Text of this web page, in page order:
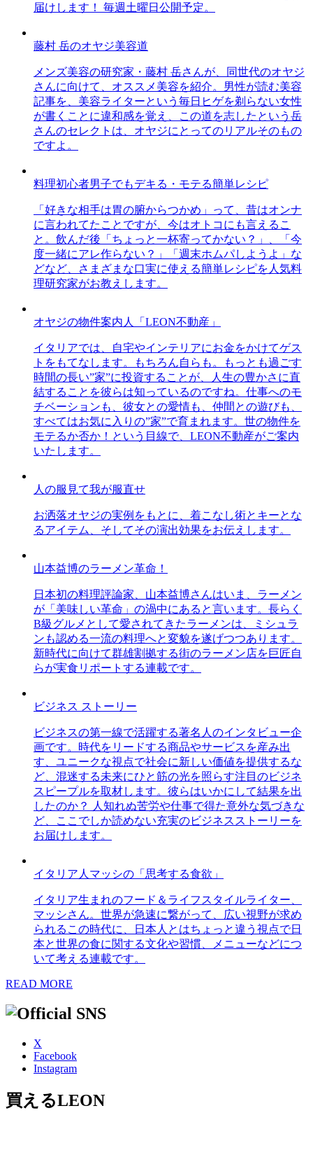
届けします！ 毎週土曜日公開予定。
藤村 岳のオヤジ美容道
メンズ美容の研究家・藤村 岳さんが、同世代のオヤジ
さんに向けて、オススメ美容を紹介。男性が読む美容
記事を、美容ライターという毎日ヒゲを剃らない女性
が書くことに違和感を覚え、この道を志したという岳
さんのセレクトは、オヤジにとってのリアルそのもの
ですよ。
料理初心者男子でもデキる・モテる簡単レシピ
「好きな相手は胃の腑からつかめ」って、昔はオンナ
に言われてたことですが、今はオトコにも言えるこ
と。飲んだ後「ちょっと一杯寄ってかない？」、「今
度一緒にアレ作らない？」「週末ホムパしようよ」な
どなど、さまざまな口実に使える簡単レシピを人気料
理研究家がお教えします。
オヤジの物件案内人「LEON不動産」
イタリアでは、自宅やインテリアにお金をかけてゲス
トをもてなします。もちろん自らも。もっとも過ごす
時間の長い”家”に投資することが、人生の豊かさに直
結することを彼らは知っているのですね。仕事へのモ
チベーションも、彼女との愛情も、仲間との遊びも、
すべてはお気に入りの”家”で育まれます。世の物件を
モテるか否か！という目線で、LEON不動産がご案内
いたします。
人の服見て我が服直せ
お洒落オヤジの実例をもとに、着こなし術とキーとな
るアイテム、そしてその演出効果をお伝えします。
山本益博のラーメン革命！
日本初の料理評論家、山本益博さんはいま、ラーメン
が「美味しい革命」の渦中にあると言います。長らく
B級グルメとして愛されてきたラーメンは、ミシュラ
ンも認める一流の料理へと変貌を遂げつつあります。
新時代に向けて群雄割拠する街のラーメン店を巨匠自
らが実食リポートする連載です。
ビジネス ストーリー
ビジネスの第一線で活躍する著名人のインタビュー企
画です。時代をリードする商品やサービスを産み出
す、ユニークな視点で社会に新しい価値を提供するな
ど、混迷する未来にひと筋の光を照らす注目のビジネ
スピープルを取材します。彼らはいかにして結果を出
したのか？ 人知れぬ苦労や仕事で得た意外な気づきな
ど、ここでしか読めない充実のビジネスストーリーを
お届けします。
イタリア人マッシの「思考する食欲」
イタリア生まれのフード＆ライフスタイルライター、
マッシさん。世界が急速に繋がって、広い視野が求め
られるこの時代に、日本人とはちょっと違う視点で日
本と世界の食に関する文化や習慣、メニューなどにつ
いて考える連載です。
READ MORE
X
Facebook
Instagram
買えるLEON